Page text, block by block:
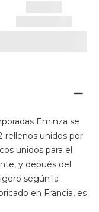
Eminza se
rellenos unidos por
unidos para el
y depués del
según la
en Francia, es